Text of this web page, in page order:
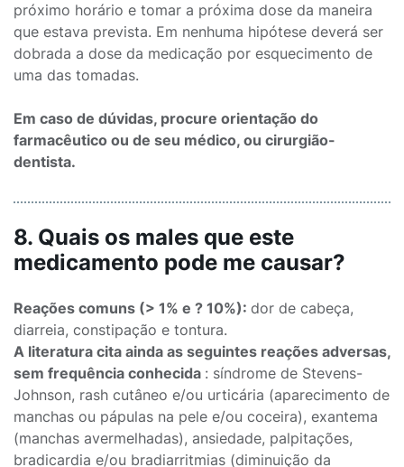
próximo horário e tomar a próxima dose da maneira
que estava prevista. Em nenhuma hipótese deverá ser
dobrada a dose da medicação por esquecimento de
uma das tomadas.
Em caso de dúvidas, procure orientação do
farmacêutico ou de seu médico, ou cirurgião-
dentista.
8. Quais os males que este
medicamento pode me causar?
Reações comuns (> 1% e ? 10%): dor de cabeça,
diarreia, constipação e tontura.
A literatura cita ainda as seguintes reações adversas,
sem frequência conhecida : síndrome de Stevens-
Johnson, rash cutâneo e/ou urticária (aparecimento de
manchas ou pápulas na pele e/ou coceira), exantema
(manchas avermelhadas), ansiedade, palpitações,
bradicardia e/ou bradiarritmias (diminuição da